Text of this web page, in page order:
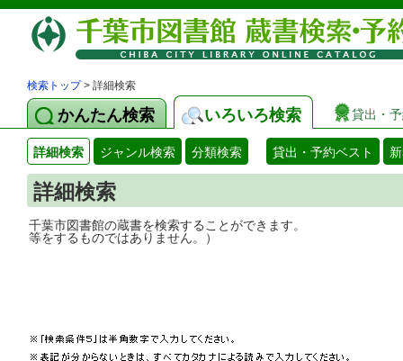
検索トップ> 詳細検索
かんたん検索 いろいろ検索 貸出・
詳細検索 ジャンル検索 分類検索 貸出・予約ベスト
詳細検索
千葉市図書館の蔵書を検索することがで
等をするものではありません。）